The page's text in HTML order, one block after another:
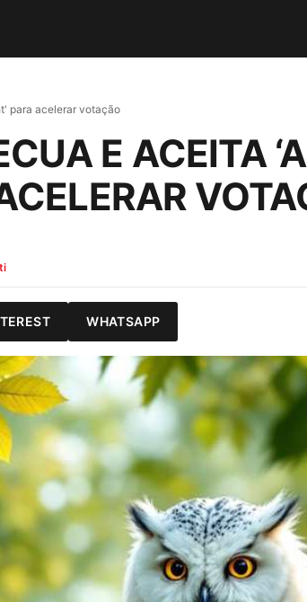
para acelerar votação
E ACEITA
WHATSAPP